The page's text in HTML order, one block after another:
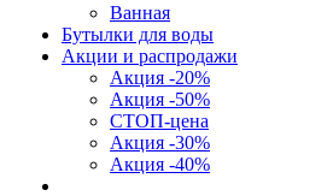
Ванная
Бутылки для воды
Акции и распродажи
Акция -20%
Акция -50%
СТОП-цена
Акция -30%
Акция -40%